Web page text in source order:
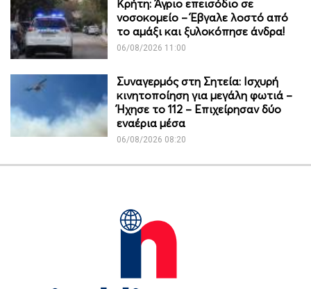
Κρήτη: Άγριο επεισόδιο σε
νοσοκομείο – Έβγαλε λοστό από
το αμάξι και ξυλοκόπησε άνδρα!
06/08/2026 11:00
Συναγερμός στη Σητεία: Ισχυρή
κινητοποίηση για μεγάλη φωτιά –
Ήχησε το 112 – Επιχείρησαν δύο
εναέρια μέσα
06/08/2026 08:20